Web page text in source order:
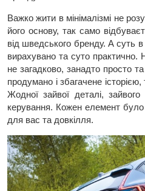
Важко жити в мінімалізмі не
його основу, так само
від шведського бренду. А суть
вирахувано та суто
не загадково, занадто просто
продумано і збагачене
Жодної зайвої деталі,
керування. Кожен елемент
для вас та довкілля.